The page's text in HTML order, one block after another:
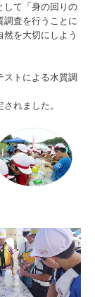
して「身の回りの
査を行うことに
を大切にしよう
ストによる水質調
されました。